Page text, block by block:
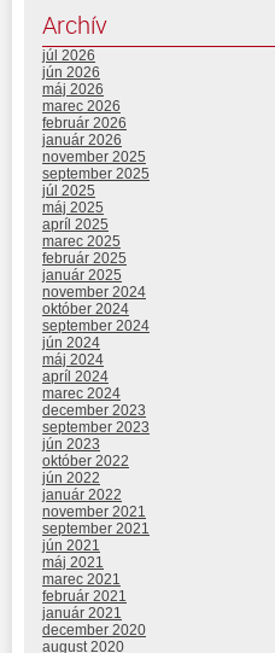
Archív
júl 2026
jún 2026
máj 2026
marec 2026
február 2026
január 2026
november 2025
september 2025
júl 2025
máj 2025
apríl 2025
marec 2025
február 2025
január 2025
november 2024
október 2024
september 2024
jún 2024
máj 2024
apríl 2024
marec 2024
december 2023
september 2023
jún 2023
október 2022
jún 2022
január 2022
november 2021
september 2021
jún 2021
máj 2021
marec 2021
február 2021
január 2021
december 2020
august 2020